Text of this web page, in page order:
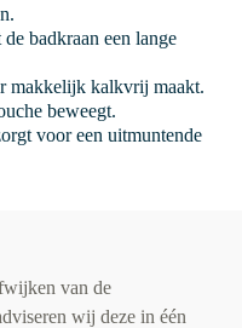
badkraan een lange
makkelijk kalkvrij maakt.
beweegt.
voor een uitmuntende
van de
wij deze in één